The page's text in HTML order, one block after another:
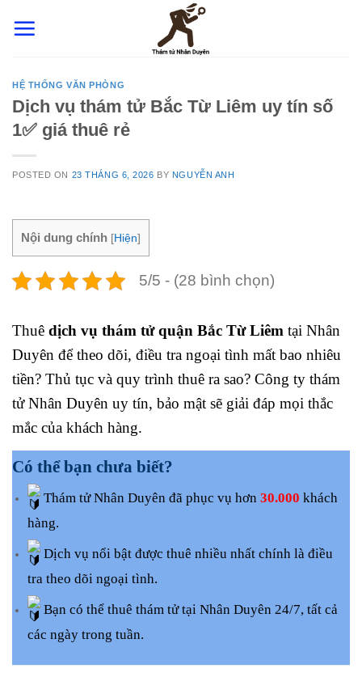
HỆ THỐNG VĂN PHÒNG
Dịch vụ thám tử Bắc Từ Liêm uy tín số
1✅ giá thuê rẻ
POSTED ON 23 THÁNG 6, 2026 BY NGUYỄN ANH
Nội dung chính [Hiện]
5/5 - (28 bình chọn)
Thuê dịch vụ thám tử quận Bắc Từ Liêm tại Nhân
Duyên để theo dõi, điều tra ngoại tình mất bao nhiêu
tiền? Thủ tục và quy trình thuê ra sao? Công ty thám
tử Nhân Duyên uy tín, bảo mật sẽ giải đáp mọi thắc
mắc của khách hàng.
Có thể bạn chưa biết?
Thám tử Nhân Duyên đã phục vụ hơn 30.000 khách
hàng.
Dịch vụ nổi bật được thuê nhiều nhất chính là điều
tra theo dõi ngoại tình.
Bạn có thể thuê thám tử tại Nhân Duyên 24/7, tất cả
các ngày trong tuần.